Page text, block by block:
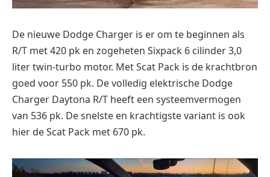
De nieuwe Dodge Charger is er om te beginnen als
R/T met 420 pk en zogeheten Sixpack 6 cilinder 3,0
liter twin-turbo motor. Met Scat Pack is de krachtbron
goed voor 550 pk. De volledig elektrische Dodge
Charger Daytona R/T heeft een systeemvermogen
van 536 pk. De snelste en krachtigste variant is ook
hier de Scat Pack met 670 pk.